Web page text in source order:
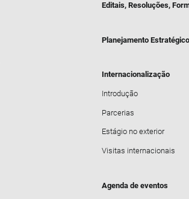
Editais, Resoluções,
Planejamento
Internacionalização
Introdução
Parcerias
Estágio no exterior
Visitas internacionais
Agenda de eventos